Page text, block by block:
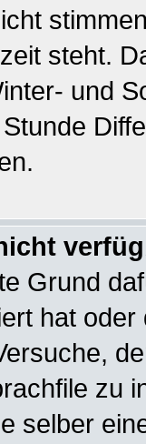
steht.
und
Grund
hat
zu
selber